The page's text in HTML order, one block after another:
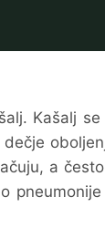
Kašalj se
a
pneumonije